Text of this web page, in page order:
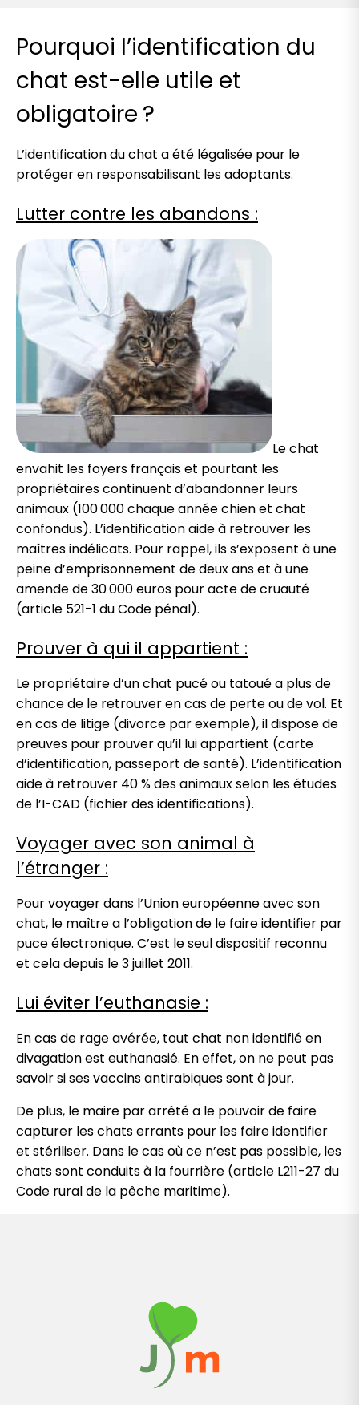
Pourquoi l’identification du
chat est-elle utile et
obligatoire ?
L’identification du chat a été légalisée pour le
protéger en responsabilisant les adoptants.
Lutter contre les abandons :
Le chat
envahit les foyers français et pourtant les
propriétaires continuent d’abandonner leurs
animaux (100 000 chaque année chien et chat
confondus). L’identification aide à retrouver les
maîtres indélicats. Pour rappel, ils s’exposent à une
peine d’emprisonnement de deux ans et à une
amende de 30 000 euros pour acte de cruauté
(article 521-1 du Code pénal).
Prouver à qui il appartient :
Le propriétaire d’un chat pucé ou tatoué a plus de
chance de le retrouver en cas de perte ou de vol. Et
en cas de litige (divorce par exemple), il dispose de
preuves pour prouver qu’il lui appartient (carte
d’identification, passeport de santé). L’identification
aide à retrouver 40 % des animaux selon les études
de l’I-CAD (fichier des identifications).
Voyager avec son animal à
l’étranger :
Pour voyager dans l’Union européenne avec son
chat, le maître a l’obligation de le faire identifier par
puce électronique. C’est le seul dispositif reconnu
et cela depuis le 3 juillet 2011.
Lui éviter l’euthanasie :
En cas de rage avérée, tout chat non identifié en
divagation est euthanasié. En effet, on ne peut pas
savoir si ses vaccins antirabiques sont à jour.
De plus, le maire par arrêté a le pouvoir de faire
capturer les chats errants pour les faire identifier
et stériliser. Dans le cas où ce n’est pas possible, les
chats sont conduits à la fourrière (article L211-27 du
Code rural de la pêche maritime).